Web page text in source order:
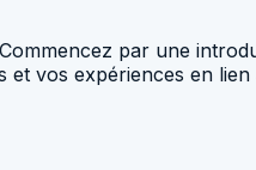
par une
vos expériences en